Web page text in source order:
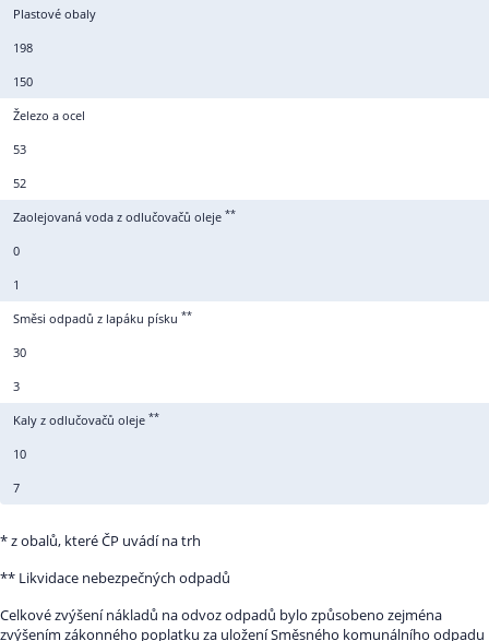
Plastové obaly
198
150
Železo a ocel
53
52
Zaolejovaná voda z odlučovačů oleje **
0
1
Směsi odpadů z lapáku písku **
30
3
Kaly z odlučovačů oleje **
10
7
* z obalů, které ČP uvádí na trh
** Likvidace nebezpečných odpadů
Celkové zvýšení nákladů na odvoz odpadů bylo způsobeno zejména
zvýšením zákonného poplatku za uložení Směsného komunálního odpadu